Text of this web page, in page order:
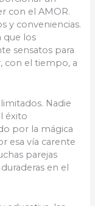
con el AMOR.
y conveniencias.
que los
sensatos para
con el tiempo, a
Nadie
éxito
por la mágica
esa vía carente
parejas
en el